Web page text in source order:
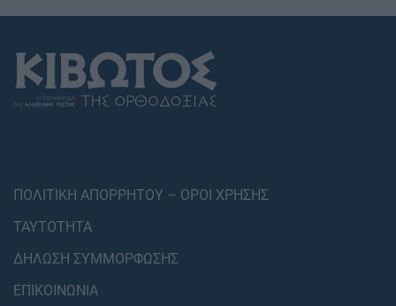
ΠΟΛΙΤΙΚΗ ΑΠΟΡΡΗΤΟΥ – ΟΡΟΙ ΧΡΗΣΗΣ
ΤΑΥΤΟΤΗΤΑ
ΔΗΛΩΣΗ ΣΥΜΜΟΡΦΩΣΗΣ
ΕΠΙΚΟΙΝΩΝΙΑ